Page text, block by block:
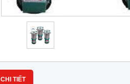
CHI TIẾT